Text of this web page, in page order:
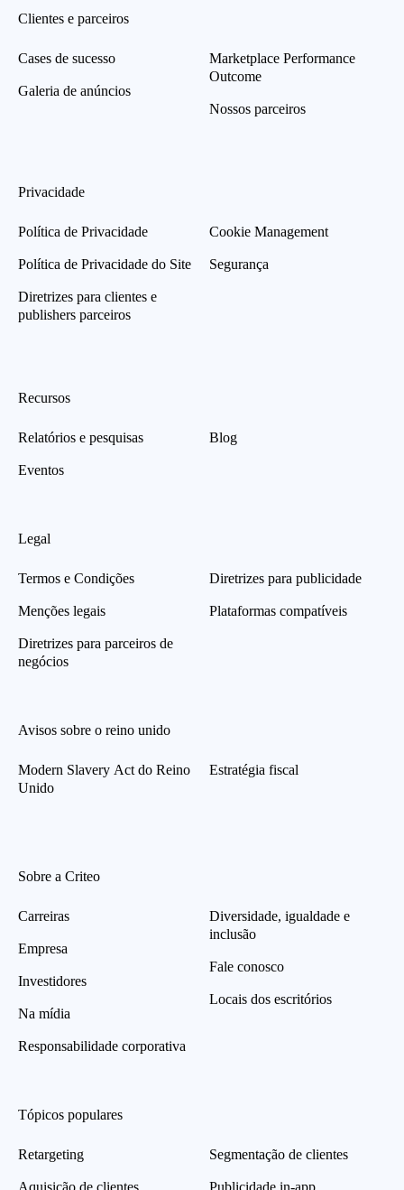
Clientes e parceiros
Cases de sucesso
Galeria de anúncios
Marketplace Performance
Outcome
Nossos parceiros
Privacidade
Política de Privacidade
Política de Privacidade do Site
Diretrizes para clientes e
publishers parceiros
Cookie Management
Segurança
Recursos
Relatórios e pesquisas
Eventos
Blog
Legal
Termos e Condições
Menções legais
Diretrizes para parceiros de
negócios
Diretrizes para publicidade
Plataformas compatíveis
Avisos sobre o reino unido
Modern Slavery Act do Reino
Unido
Estratégia fiscal
Sobre a Criteo
Carreiras
Empresa
Investidores
Na mídia
Responsabilidade corporativa
Diversidade, igualdade e
inclusão
Fale conosco
Locais dos escritórios
Tópicos populares
Retargeting
Aquisição de clientes
Segmentação de clientes
Publicidade in-app